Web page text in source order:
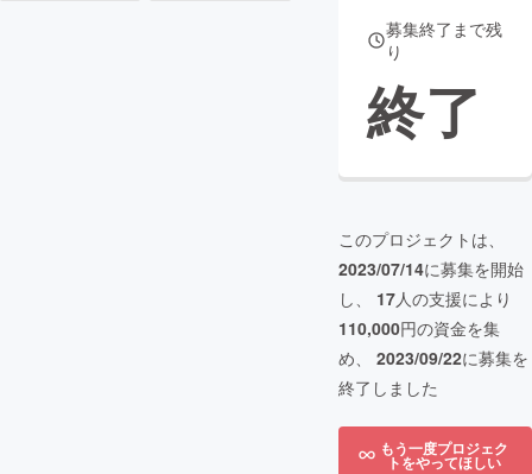
募集終了まで残
り
終了
このプロジェクトは、
2023/07/14に募集を開始
し、 17人の支援により
110,000円の資金を集
め、 2023/09/22に募集を
終了しました
もう一度プロジェク
トをやってほしい